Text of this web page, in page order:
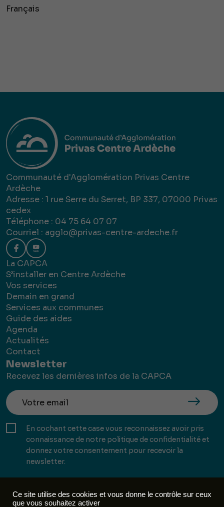
Français
Communauté d'Agglomération Privas Centre
Ardèche
Adresse : 1 rue Serre du Serret, BP 337, 07000 Privas
cedex
Téléphone : 04 75 64 07 07
Courriel : agglo@privas-centre-ardeche.fr
La CAPCA
S’installer en Centre Ardèche
Vos services
Demain en grand
Services aux communes
Guide des aides
Agenda
Actualités
Contact
Newsletter
Recevez les dernières infos de la CAPCA
En cochant cette case vous reconnaissez avoir pris
connaissance de notre politique de confidentialité et
donnez votre consentement pour recevoir la
newsletter.
Ce site utilise des cookies et vous donne le contrôle sur ceux
que vous souhaitez activer